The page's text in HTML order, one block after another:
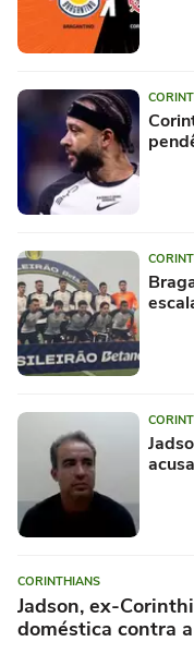
CORINTHIANS
Jadson, ex-
doméstica contra